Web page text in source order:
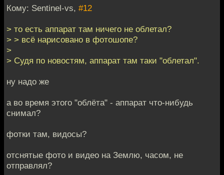
Кому: Sentinel-vs, #12
> то есть аппарат там ничего не облетал?
> > всё нарисовано в фотошопе?
>
> Судя по новостям, аппарат там таки "облетал".
ну надо же
а во время этого "облёта" - аппарат что-нибудь
снимал?
фотки там, видосы?
отснятые фото и видео на Землю, часом, не
отправлял?